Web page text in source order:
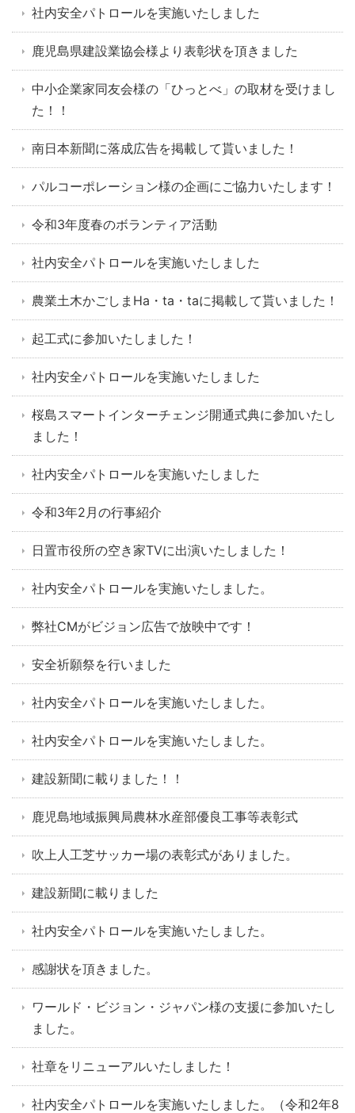
社内安全パトロールを実施いたしました
鹿児島県建設業協会様より表彰状を頂きました
中小企業家同友会様の「ひっとべ」の取材を受けまし
た！！
南日本新聞に落成広告を掲載して貰いました！
パルコーポレーション様の企画にご協力いたします！
令和3年度春のボランティア活動
社内安全パトロールを実施いたしました
農業土木かごしまHa・ta・taに掲載して貰いました！
起工式に参加いたしました！
社内安全パトロールを実施いたしました
桜島スマートインターチェンジ開通式典に参加いたし
ました！
社内安全パトロールを実施いたしました
令和3年2月の行事紹介
日置市役所の空き家TVに出演いたしました！
社内安全パトロールを実施いたしました。
弊社CMがビジョン広告で放映中です！
安全祈願祭を行いました
社内安全パトロールを実施いたしました。
社内安全パトロールを実施いたしました。
建設新聞に載りました！！
鹿児島地域振興局農林水産部優良工事等表彰式
吹上人工芝サッカー場の表彰式がありました。
建設新聞に載りました
社内安全パトロールを実施いたしました。
感謝状を頂きました。
ワールド・ビジョン・ジャパン様の支援に参加いたし
ました。
社章をリニューアルいたしました！
社内安全パトロールを実施いたしました。（令和2年8